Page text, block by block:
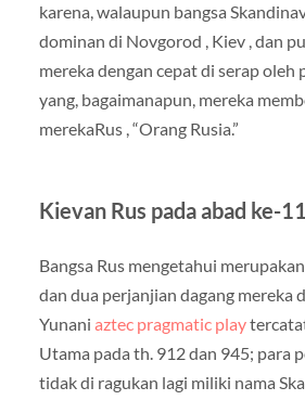
karena, walaupun bangsa
dominan di Novgorod , Kiev , dan
mereka dengan cepat di serap oleh
yang, bagaimanapun, mereka
merekaRus , “Orang Rusia.”
Kievan Rus pada abad ke-11
Bangsa Rus mengetahui
dan dua perjanjian dagang mereka
Yunani aztec pragmatic play
Utama pada th. 912 dan 945; para
tidak di ragukan lagi miliki nama